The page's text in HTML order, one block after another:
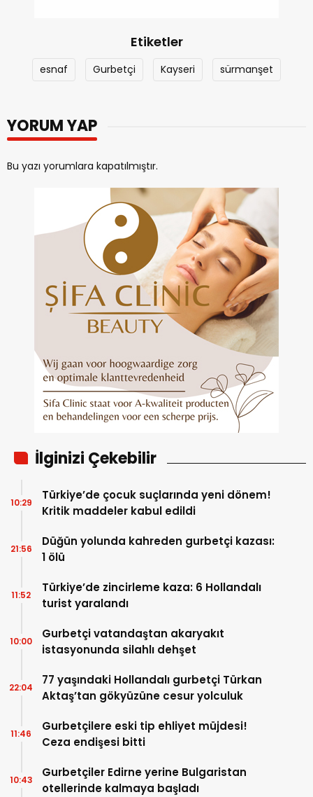
Etiketler
esnaf Gurbetçi Kayseri sürmanşet
YORUM YAP
Bu yazı yorumlara kapatılmıştır.
İlginizi Çekebilir
Türkiye’de çocuk suçlarında yeni dönem!
Kritik maddeler kabul edildi
10:29
Düğün yolunda kahreden gurbetçi kazası:
1 ölü
21:56
Türkiye’de zincirleme kaza: 6 Hollandalı
turist yaralandı
11:52
Gurbetçi vatandaştan akaryakıt
istasyonunda silahlı dehşet
10:00
77 yaşındaki Hollandalı gurbetçi Türkan
Aktaş’tan gökyüzüne cesur yolculuk
22:04
Gurbetçilere eski tip ehliyet müjdesi!
Ceza endişesi bitti
11:46
Gurbetçiler Edirne yerine Bulgaristan
otellerinde kalmaya başladı
10:43